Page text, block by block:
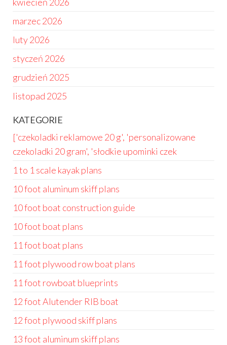
marzec 2026
luty 2026
styczeń 2026
grudzień 2025
listopad 2025
KATEGORIE
['czekoladki reklamowe 20 g', 'personalizowane
czekoladki 20 gram', 'słodkie upominki czek
1 to 1 scale kayak plans
10 foot aluminum skiff plans
10 foot boat construction guide
10 foot boat plans
11 foot boat plans
11 foot plywood row boat plans
11 foot rowboat blueprints
12 foot Alutender RIB boat
12 foot plywood skiff plans
13 foot aluminum skiff plans